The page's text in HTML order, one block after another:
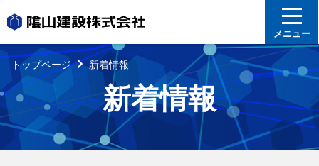
メニュー
トップページ 新着情報
新着情報